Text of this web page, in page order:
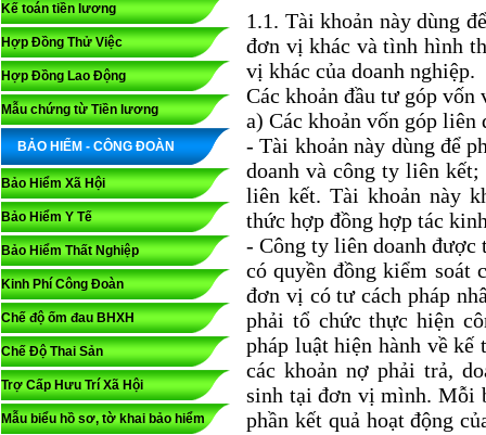
Kế toán tiền lương
Hợp Đồng Thử Việc
Hợp Đồng Lao Động
Mẫu chứng từ Tiền lương
BẢO HIỂM - CÔNG ĐOÀN
Bảo Hiểm Xã Hội
Bảo Hiểm Y Tế
Bảo Hiểm Thất Nghiệp
Kinh Phí Công Đoàn
Chế độ ốm đau BHXH
Chế Độ Thai Sản
Trợ Cấp Hưu Trí Xã Hội
Mẫu biểu hồ sơ, tờ khai bảo hiểm
1.1. Tài khoản này dùng
đơn vị khác và tình hình
vị khác của doanh nghiệp.
Các khoản đầu tư góp
a) Các khoản vốn góp liên
- Tài khoản này dùng để
doanh và công ty liên
liên kết. Tài khoản này
thức hợp đồng hợp tác
- Công ty liên doanh được
có quyền đồng kiểm soát
đơn vị có tư cách pháp
phải tổ chức thực hiện
pháp luật hiện hành về
các khoản nợ phải trả,
sinh tại đơn vị mình. Mỗi
phần kết quả hoạt động